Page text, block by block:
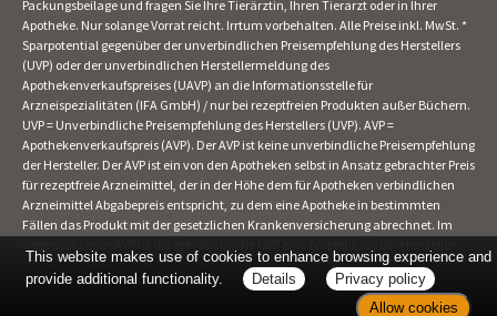
Packungsbeilage und fragen Sie Ihre Tierärztin, Ihren Tierarzt oder in Ihrer
Apotheke. Nur solange Vorrat reicht. Irrtum vorbehalten. Alle Preise inkl. MwSt. *
Sparpotential gegenüber der unverbindlichen Preisempfehlung des Herstellers
(UVP) oder der unverbindlichen Herstellermeldung des
Apothekenverkaufspreises (UAVP) an die Informationsstelle für
Arzneispezialitäten (IFA GmbH) / nur bei rezeptfreien Produkten außer Büchern.
UVP = Unverbindliche Preisempfehlung des Herstellers (UVP). AVP =
Apothekenverkaufspreis (AVP). Der AVP ist keine unverbindliche Preisempfehlung
der Hersteller. Der AVP ist ein von den Apotheken selbst in Ansatz gebrachter Preis
für rezeptfreie Arzneimittel, der in der Höhe dem für Apotheken verbindlichen
Arzneimittel Abgabepreis entspricht, zu dem eine Apotheke in bestimmten
Fällen das Produkt mit der gesetzlichen Krankenversicherung abrechnet. Im
This website makes use of cookies to enhance browsing experience and
provide additional functionality.
Details
Privacy policy
Allow cookies